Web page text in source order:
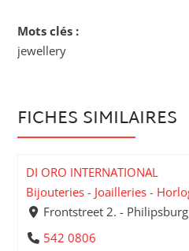
Mots clés :
jewellery
FICHES SIMILAIRES
DI ORO INTERNATIONAL
Bijouteries - Joailleries -
Frontstreet 2. - Philipsburg
542 0806